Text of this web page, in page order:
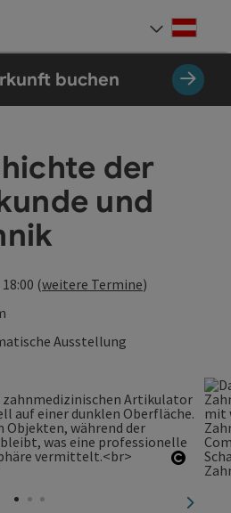
buchen
der
und
(weitere Termine)
Ausstellung